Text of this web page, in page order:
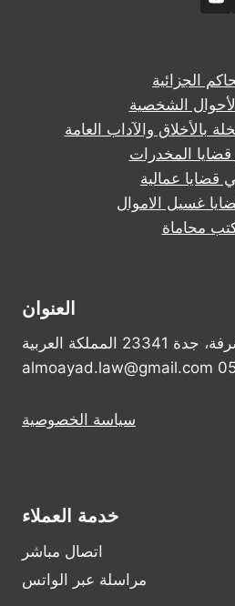
الجزائية
الشخصية
بالأخلاق والآداب العامة
المخدرات
قضايا عمالية
غسيل الاموال
محاماة
العنوان
شارع فلسطين، مشرفة، جدة 23341 المملكة العربية
سياسة الخصوصية
خدمة العملاء
اتصال مباشر
مراسلة عبر الواتس